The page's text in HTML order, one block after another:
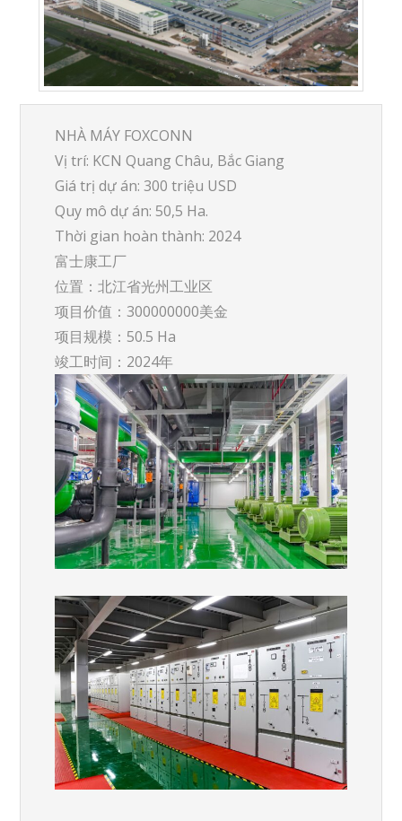
NHÀ MÁY FOXCONN
Vị trí: KCN Quang Châu, Bắc Giang
Giá trị dự án: 300 triệu USD
Quy mô dự án: 50,5 Ha.
Thời gian hoàn thành: 2024
富士康工厂
位置：北江省光州工业区
项目价值：300000000美金
项目规模：50.5 Ha
竣工时间：2024年